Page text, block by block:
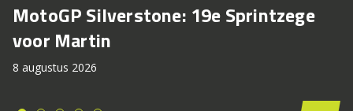
MotoGP Silverstone: 19e Sprintzege
voor Martin
8 augustus 2026